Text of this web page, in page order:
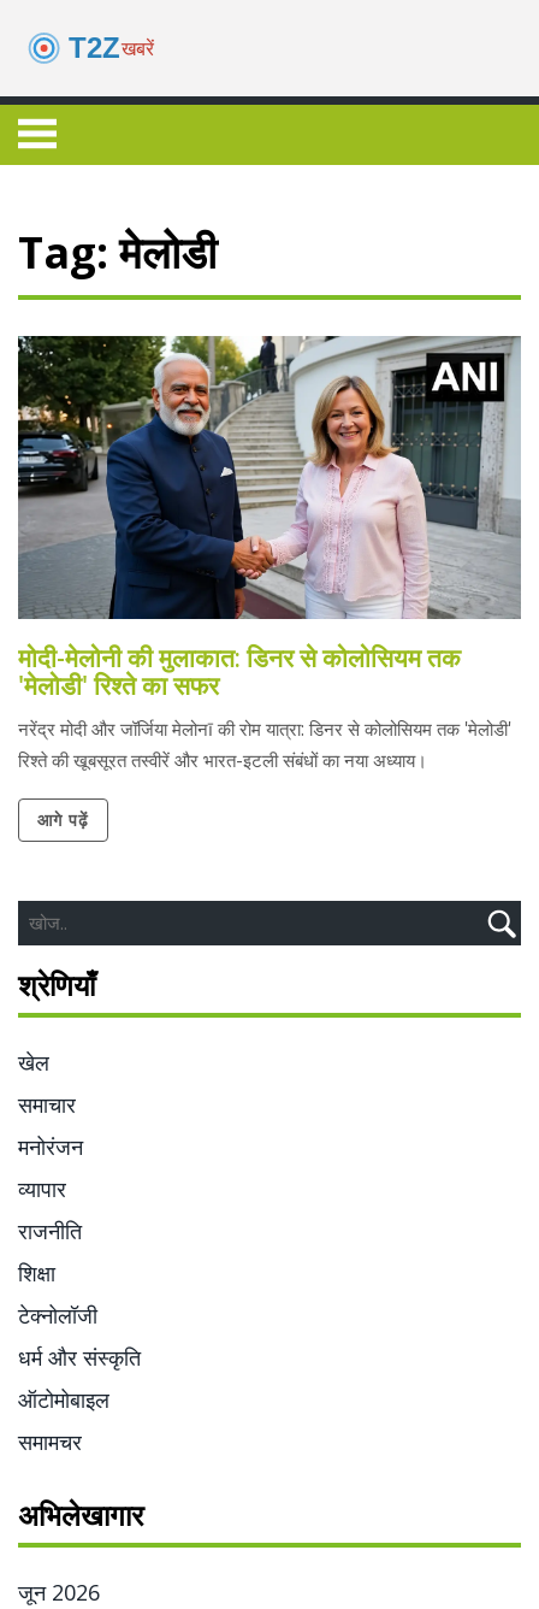
Tag: मेलोडी
मोदी-मेलोनी की मुलाकात: डिनर से कोलोसियम तक
'मेलोडी' रिश्ते का सफर
नरेंद्र मोदी और जॉर्जिया मेलोनī की रोम यात्रा: डिनर से कोलोसियम तक 'मेलोडी'
रिश्ते की खूबसूरत तस्वीरें और भारत-इटली संबंधों का नया अध्याय।
आगे पढ़ें
श्रेणियाँ
खेल
समाचार
मनोरंजन
व्यापार
राजनीति
शिक्षा
टेक्नोलॉजी
धर्म और संस्कृति
ऑटोमोबाइल
समामचर
अभिलेखागार
जून 2026